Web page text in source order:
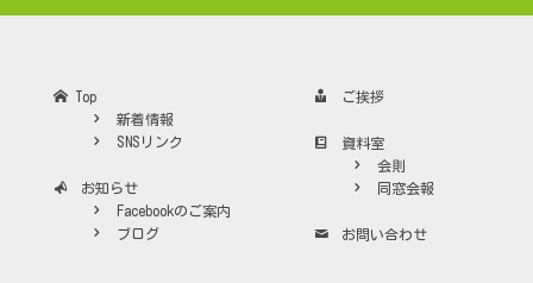
Top
新着情報
SNSリンク
お知らせ
Facebookのご案内
ブログ
ご挨拶
資料室
会則
同窓会報
お問い合わせ